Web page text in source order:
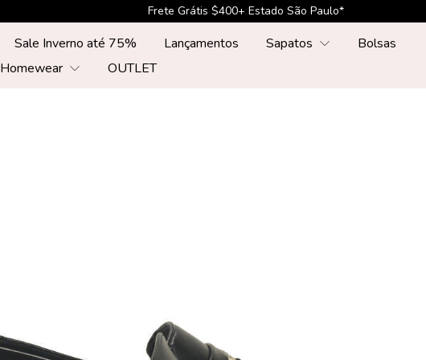
Frete Grátis $500+ Sul, Sudste, Centr-Oeste*
Sale Inverno até 75% Lançamentos Sapatos
Bolsas
Homewear OUTLET